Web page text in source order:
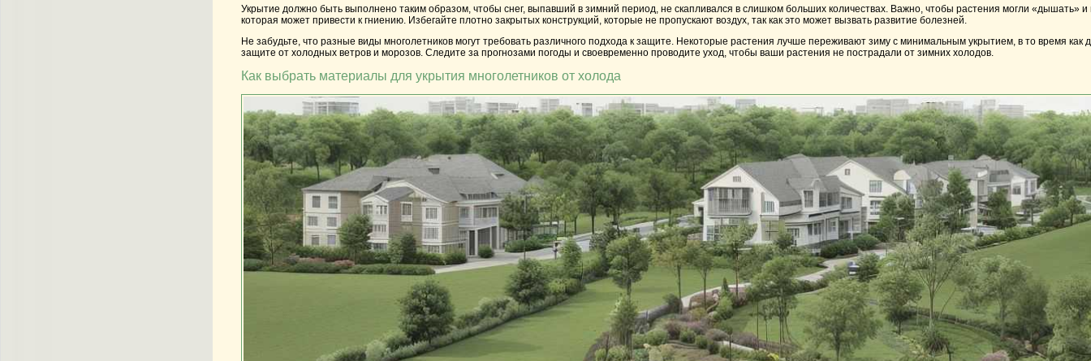
Укрытие должно быть выполнено таким образом, чтобы снег, выпавший в зимний период, не скапливался в слишком больших количествах. Важно, чтобы растения могли «дышать»
которая может привести к гниению. Избегайте плотно закрытых конструкций, которые не пропускают воздух, так как это может вызвать развитие болезней.
Не забудьте, что разные виды многолетников могут требовать различного подхода к защите. Некоторые растения лучше переживают зиму с минимальным укрытием, в то время как
защите от холодных ветров и морозов. Следите за прогнозами погоды и своевременно проводите уход, чтобы ваши растения не пострадали от зимних холодов.
Как выбрать материалы для укрытия многолетников от холода